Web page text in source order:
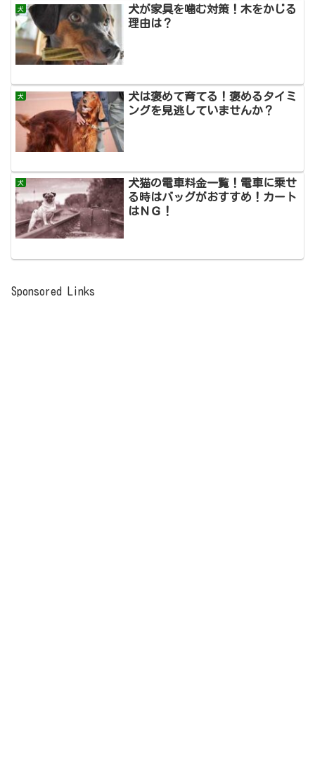
犬
犬が家具を噛む対策！木をかじる
理由は？
犬
犬は褒めて育てる！褒めるタイミ
ングを見逃していませんか？
犬
犬猫の電車料金一覧！電車に乗せ
る時はバッグがおすすめ！カート
はＮＧ！
Sponsored Links